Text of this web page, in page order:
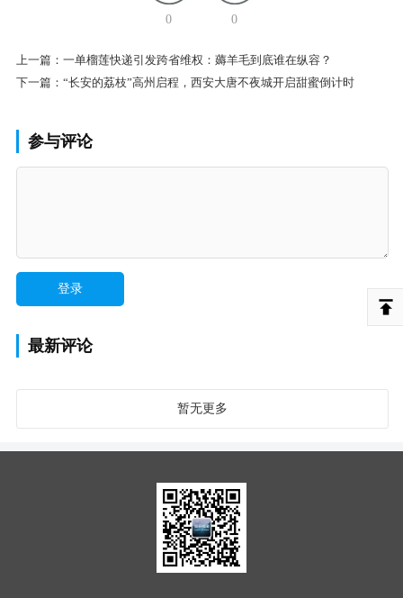
0 0
上一篇： 一单榴莲快递引发跨省维权：薅羊毛到底谁在纵容？
下一篇： “长安的荔枝”高州启程，西安大唐不夜城开启甜蜜倒计时
参与评论
最新评论
暂无更多